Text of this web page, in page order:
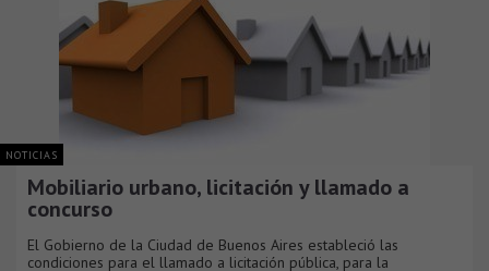
NOTICIAS
Mobiliario urbano, licitación y llamado a
concurso
El Gobierno de la Ciudad de Buenos Aires estableció las
condiciones para el llamado a licitación pública, para la